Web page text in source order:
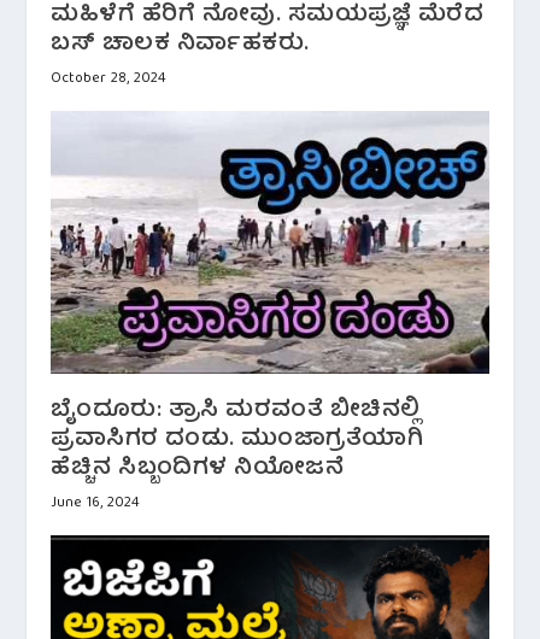
ಮಹಿಳೆಗೆ ಹೆರಿಗೆ ನೋವು. ಸಮಯಪ್ರಜ್ಞೆ ಮೆರೆದ
ಬಸ್ ಚಾಲಕ ನಿರ್ವಾಹಕರು.
October 28, 2024
ಬೈಂದೂರು: ತ್ರಾಸಿ ಮರವಂತೆ ಬೀಚಿನಲ್ಲಿ
ಪ್ರವಾಸಿಗರ ದಂಡು. ಮುಂಜಾಗ್ರತೆಯಾಗಿ
ಹೆಚ್ಚಿನ ಸಿಬ್ಬಂದಿಗಳ ನಿಯೋಜನೆ
June 16, 2024